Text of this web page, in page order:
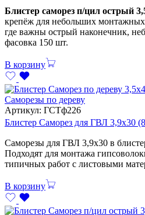
Блистер саморез п/цил острый
крепёж для небольших монтажных
где важны острый наконечник,
фасовка 150 шт.
В корзину
Саморезы по дереву
Артикул: ГСТф226
Блистер Саморез для ГВЛ 3,9х30
Саморезы для ГВЛ 3,9х30 в
Подходят для монтажа
типичных работ с листовыми
В корзину